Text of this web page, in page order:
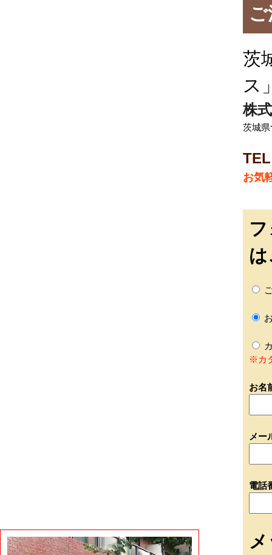
茨
ス
株
茨城
お気
※カ
お名
メー
電話